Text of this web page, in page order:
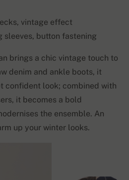
vintage effect
sleeves, button fastening
brings a chic vintage touch to
denim and ankle boots, it
confident look; combined with
it becomes a bold
the ensemble. An
up your winter looks.